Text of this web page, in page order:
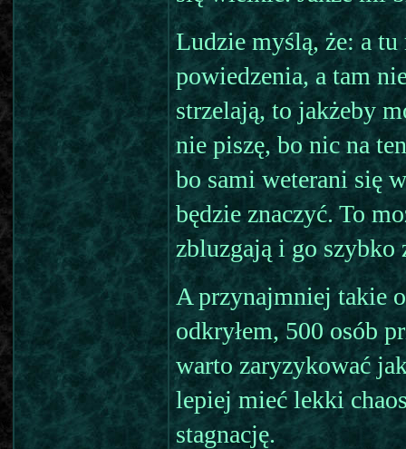
Ludzie myślą, że: a
powiedzenia, a tam
strzelają, to jakżeby
nie piszę, bo nic na
bo sami weterani się
będzie znaczyć. To
zbluzgają i go szybko
A przynajmniej takie
odkryłem, 500 osób
warto zaryzykować
lepiej mieć lekki
stagnację.